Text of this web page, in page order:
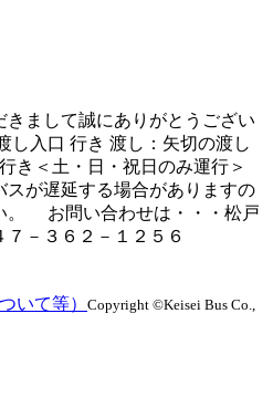
まして誠にありがとうござい
し入口 行き 渡し：矢切の渡し
き＜土・日・祝日のみ運行＞
が遅延する場合がありますの
。 お問い合わせは・・・松戸
－３６２－１２５６
いて等） Copyright ©Keisei Bus Co.,